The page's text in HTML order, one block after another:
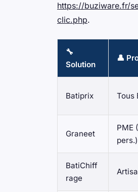
https://buziware.fr/
clic.php.
🔧
Solution
👤
Batiprix Tous
Graneet
PME
pers.)
BatiChiff
rage